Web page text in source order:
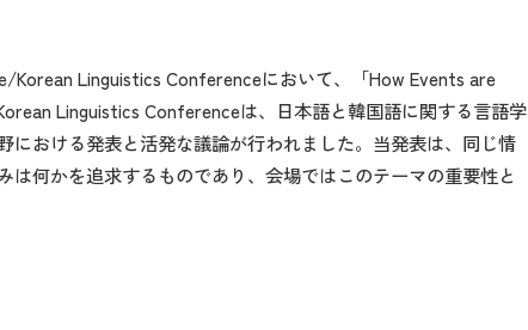
Korean Linguistics Conferenceにおいて、「How Events are
Linguistics Conferenceは、日本語と韓国語に関する言語学
おける発表と活発な議論が行われました。当発表は、同じ情
何かを追求するものであり、会場ではこのテーマの重要性と